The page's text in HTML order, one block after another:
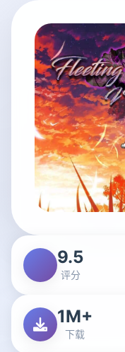
9.5
评分
1M+
下载